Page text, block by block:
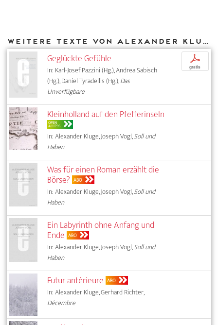
Weitere Texte von Alexander Kluge bei DIAPHANES
Geglückte Gefühle
In: Karl-Josef Pazzini (Hg.), Andrea Sabisch
(Hg.), Daniel Tyradellis (Hg.),Das
Unverfügbare
p
gratis
Kleinholland auf den Pfefferinseln
OPEN
ACCESS
In: Alexander Kluge, Joseph Vogl,Soll und
Haben
Was für einen Roman erzählt die
Börse? ABO
In: Alexander Kluge, Joseph Vogl,Soll und
Haben
Ein Labyrinth ohne Anfang und
Ende ABO
In: Alexander Kluge, Joseph Vogl,Soll und
Haben
Futur antérieure ABO
In: Alexander Kluge, Gerhard Richter,
Décembre